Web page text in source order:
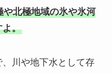
や北極地域の氷や氷河
よ。
、川や地下水として存